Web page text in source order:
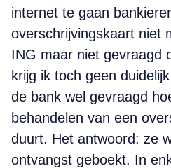
internet te gaan
overschrijvingskaart niet
ING maar niet gevraagd
krijg ik toch geen
de bank wel gevraagd
behandelen van een
duurt. Het antwoord: ze
ontvangst geboekt. In